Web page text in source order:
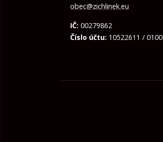
obec@zichlinek.eu
IČ: 00279862
Číslo účtu: 10522611 / 0100